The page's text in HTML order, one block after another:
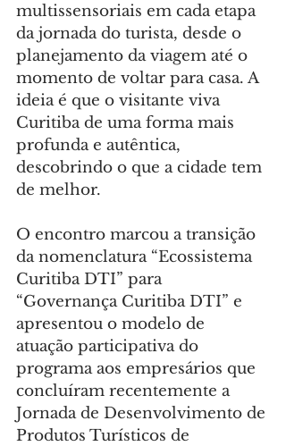
multissensoriais em cada etapa
da jornada do turista, desde o
planejamento da viagem até o
momento de voltar para casa. A
ideia é que o visitante viva
Curitiba de uma forma mais
profunda e autêntica,
descobrindo o que a cidade tem
de melhor.
O encontro marcou a transição
da nomenclatura “Ecossistema
Curitiba DTI” para
“Governança Curitiba DTI” e
apresentou o modelo de
atuação participativa do
programa aos empresários que
concluíram recentemente a
Jornada de Desenvolvimento de
Produtos Turísticos de